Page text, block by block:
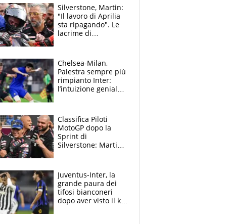
Silverstone, Martin:
"Il lavoro di Aprilia
sta ripagando". Le
lacrime di
la gara domani"
Chelsea-Milan,
Palestra sempre più
rimpianto Inter:
l’intuizione geniale
Classifica Piloti
MotoGP dopo la
Sprint di
Silverstone: Martin
Marquez
Juventus-Inter, la
grande paura dei
tifosi bianconeri
dopo aver visto il ko